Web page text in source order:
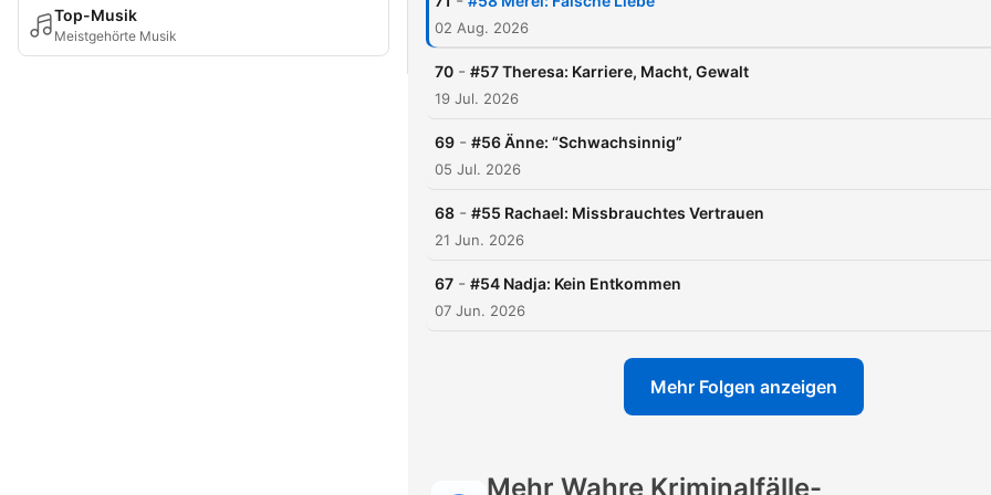
Top-Musik
Meistgehörte Musik
höher. Hinter diesen Zahlen
Podcasts – Massimo Maio
“12 Leben – Verbrechen an
Frauen” beschäftigen sie
die durch Gewalttaten
02 Aug. 2026
70 - #57 Theresa: Karriere, Macht, Gewalt
19 Jul. 2026
69 - #56 Änne: “Schwachsinnig”
05 Jul. 2026
68 - #55 Rachael: Missbrauchtes Vertrauen
21 Jun. 2026
67 - #54 Nadja: Kein Entkommen
07 Jun. 2026
Mehr Folgen anzeigen
Mehr Wahre Kriminalfälle-